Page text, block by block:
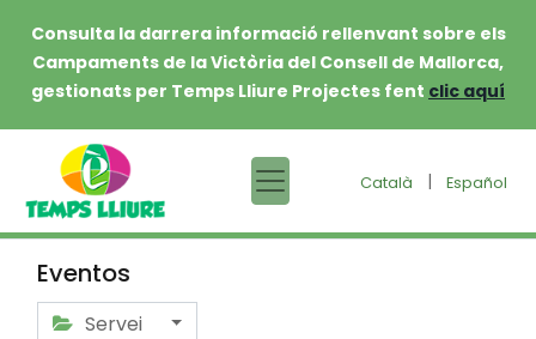
Consulta la darrera informació rellenvant sobre els
Campaments de la Victòria del Consell de Mallorca,
gestionats per Temps Lliure Projectes fent clic aquí
Català | Español
Eventos
Servei